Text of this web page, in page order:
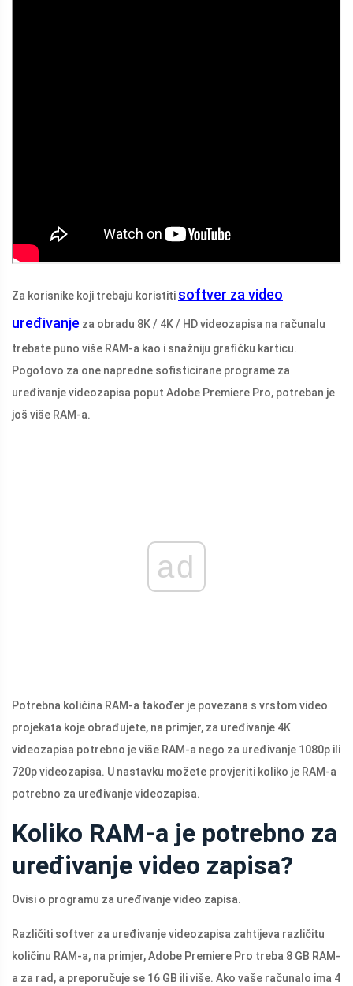
Za korisnike koji trebaju koristiti softver za video
uređivanje za obradu 8K / 4K / HD videozapisa na računalu
trebate puno više RAM-a kao i snažniju grafičku karticu.
Pogotovo za one napredne sofisticirane programe za
uređivanje videozapisa poput Adobe Premiere Pro, potreban je
još više RAM-a.
ad
Potrebna količina RAM-a također je povezana s vrstom video
projekata koje obrađujete, na primjer, za uređivanje 4K
videozapisa potrebno je više RAM-a nego za uređivanje 1080p ili
720p videozapisa. U nastavku možete provjeriti koliko je RAM-a
potrebno za uređivanje videozapisa.
Koliko RAM-a je potrebno za
uređivanje video zapisa?
Ovisi o programu za uređivanje video zapisa.
Različiti softver za uređivanje videozapisa zahtijeva različitu
količinu RAM-a, na primjer, Adobe Premiere Pro treba 8 GB RAM-
a za rad, a preporučuje se 16 GB ili više. Ako vaše računalo ima 4